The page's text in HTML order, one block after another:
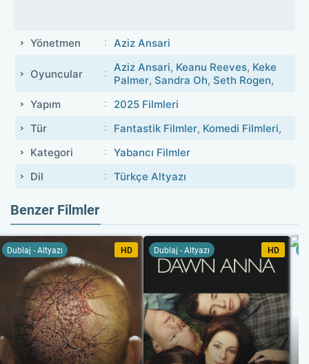
Yönetmen Aziz Ansari
Oyuncular Aziz Ansari, Keanu Reeves, Keke
Palmer, Sandra Oh, Seth Rogen,
Yapım
2025 Filmleri
Tür
Fantastik Filmler, Komedi Filmleri,
Kategori
Yabancı Filmler
Dil
Türkçe Altyazı
Benzer Filmler
Dublaj - Altyazı HD Dublaj - Altyazı HD